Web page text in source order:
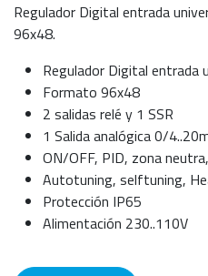
Regulador Digital entrada
96x48.
Regulador Digital entrada
Formato 96x48
2 salidas relé y 1 SSR
1 Salida analógica 0/
ON/OFF, PID, zona
Autotuning, selftuning,
Protección IP65
Alimentación 230..110V